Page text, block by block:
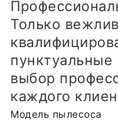
Только
выбор
каждого
Модель пылесоса